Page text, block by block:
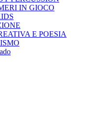
IN GIOCO
E POESIA